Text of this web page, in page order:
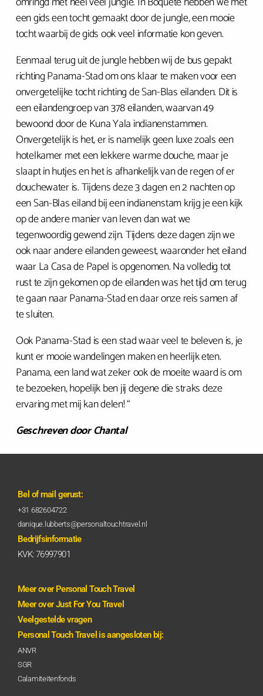
een gids een tocht gemaakt door de jungle, een mooie
tocht waarbij de gids ook veel informatie kon geven.
Eenmaal terug uit de jungle hebben wij de bus gepakt
richting Panama-Stad om ons klaar te maken voor een
onvergetelijke tocht richting de San-Blas eilanden. Dit is
een eilandengroep van 378 eilanden, waarvan 49
bewoond door de Kuna Yala indianenstammen.
Onvergetelijk is het, er is namelijk geen luxe zoals een
hotelkamer met een lekkere warme douche, maar je
slaapt in hutjes en het is afhankelijk van de regen of er
douchewater is. Tijdens deze 3 dagen en 2 nachten op
een San-Blas eiland bij een indianenstam krijg je een kijk
op de andere manier van leven dan wat we
tegenwoordig gewend zijn. Tijdens deze dagen zijn we
ook naar andere eilanden geweest, waaronder het eiland
waar La Casa de Papel is opgenomen. Na volledig tot
rust te zijn gekomen op de eilanden was het tijd om terug
te gaan naar Panama-Stad en daar onze reis samen af
te sluiten.
Ook Panama-Stad is een stad waar veel te beleven is, je
kunt er mooie wandelingen maken en heerlijk eten.
Panama, een land wat zeker ook de moeite waard is om
te bezoeken, hopelijk ben jij degene die straks deze
ervaring met mij kan delen! “
Geschreven door Chantal
Bel of mail gerust:
+31 682604722
danique.lubberts@personaltouchtravel.nl
Bedrijfsinformatie
KVK: 76997901
Meer over Personal Touch Travel
Meer over Just For You Travel
Veelgestelde vragen
Personal Touch Travel is aangesloten bij:
ANVR
SGR
Calamiteitenfonds